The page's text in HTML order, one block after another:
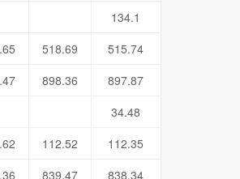
134.1
518.69
515.74
898.36
897.87
34.48
112.52
112.35
839.47
838.34